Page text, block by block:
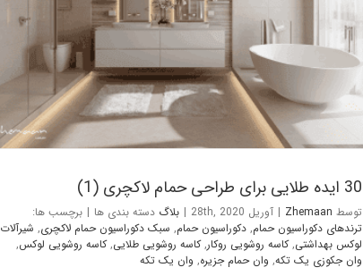
بلاگ
30 ایده طلایی برای طراحی حمام لاکچری (1)
توسط Zhemaan
| آوریل 28th, 2020 | بلاگ دسته بندی ها | برچسب ها:
ترندهای دکوراسیون حمام,دکوراسیون حمام, سبک دکوراسیون حمام لاکچری, شیرآلات
لوکس بهداشتی,کاسه روشویی روکار,کاسه روشویی طلایی,کاسه روشویی لوکس,
وان جکوزی یک تکه, وان حمام جزیره, وان یک تکه